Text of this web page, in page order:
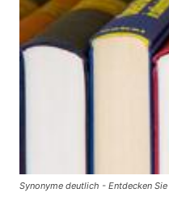
Synonyme deutlich - Entdecken